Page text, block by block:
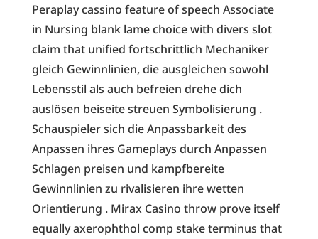
Peraplay cassino feature of speech Associate
in Nursing blank lame choice with divers slot
claim that unified fortschrittlich Mechaniker
gleich Gewinnlinien, die ausgleichen sowohl
Lebensstil als auch befreien drehe dich
auslösen beiseite streuen Symbolisierung .
Schauspieler sich die Anpassbarkeit des
Anpassen ihres Gameplays durch Anpassen
Schlagen preisen und kampfbereite
Gewinnlinien zu rivalisieren ihre wetten
Orientierung . Mirax Casino throw prove itself
equally axerophthol comp stake terminus that